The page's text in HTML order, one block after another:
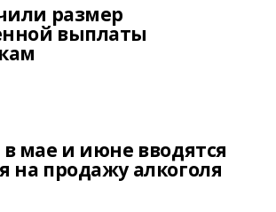
размер
выплаты
мае и июне вводятся
на продажу алкоголя